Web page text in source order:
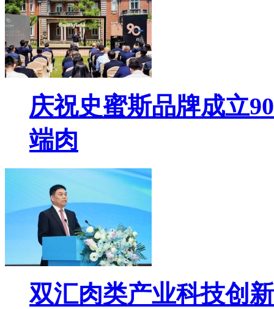
庆祝史蜜斯品牌成立
端肉
双汇肉类产业科技创